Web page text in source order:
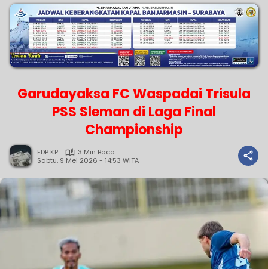
Garudayaksa FC Waspadai Trisula
PSS Sleman di Laga Final
Championship
EDP KP
3 Min Baca
Sabtu, 9 Mei 2026 - 14:53 WITA